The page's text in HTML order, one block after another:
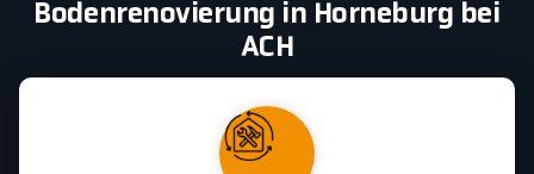
Bodenrenovierung in Horneburg bei
ACH